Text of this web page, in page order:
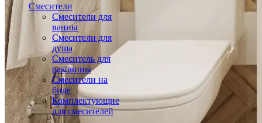
Смесители
Смесители для
ванны
Смесители для
душа
Смеситель для
раковины
Смесители на
биде
Комплектующие
для смесителей